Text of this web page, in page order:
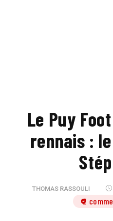
Le Puy
rennais :
THOMAS RASSOULI
2